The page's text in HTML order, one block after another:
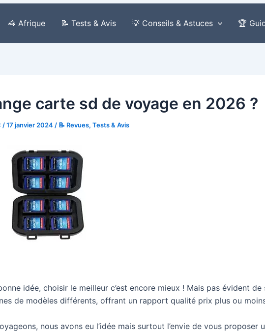
🦓 Afrique 📝 Tests & Avis 💡 Conseils & Astuces 🏆
carte sd de voyage en 2026 ?
/17 janvier 2024 / 📝 Revues, Tests & Avis
idée, choisir le meilleur c’est encore mieux ! Mais pas évident de
de modèles différents, offrant un rapport qualité prix plus ou
nous avons eu l’idée mais surtout l’envie de vous proposer